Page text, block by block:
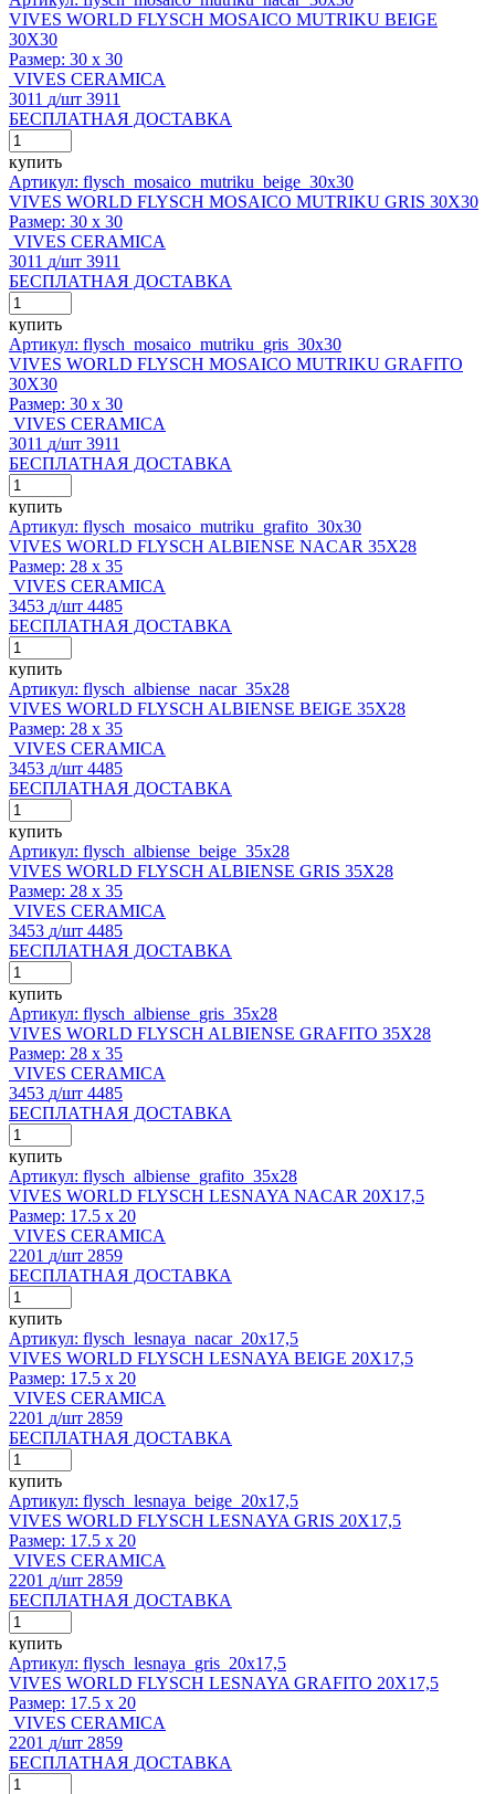
VIVES WORLD FLYSCH MOSAICO MUTRIKU BEIGE
30X30
Размер: 30 x 30
VIVES CERAMICA
3011 д/шт 3911
БЕСПЛАТНАЯ ДОСТАВКА
купить
Артикул: flysch_mosaico_mutriku_beige_30x30
VIVES WORLD FLYSCH MOSAICO MUTRIKU GRIS 30X30
Размер: 30 x 30
VIVES CERAMICA
3011 д/шт 3911
БЕСПЛАТНАЯ ДОСТАВКА
купить
Артикул: flysch_mosaico_mutriku_gris_30x30
VIVES WORLD FLYSCH MOSAICO MUTRIKU GRAFITO
30X30
Размер: 30 x 30
VIVES CERAMICA
3011 д/шт 3911
БЕСПЛАТНАЯ ДОСТАВКА
купить
Артикул: flysch_mosaico_mutriku_grafito_30x30
VIVES WORLD FLYSCH ALBIENSE NACAR 35X28
Размер: 28 x 35
VIVES CERAMICA
3453 д/шт 4485
БЕСПЛАТНАЯ ДОСТАВКА
купить
Артикул: flysch_albiense_nacar_35x28
VIVES WORLD FLYSCH ALBIENSE BEIGE 35X28
Размер: 28 x 35
VIVES CERAMICA
3453 д/шт 4485
БЕСПЛАТНАЯ ДОСТАВКА
купить
Артикул: flysch_albiense_beige_35x28
VIVES WORLD FLYSCH ALBIENSE GRIS 35X28
Размер: 28 x 35
VIVES CERAMICA
3453 д/шт 4485
БЕСПЛАТНАЯ ДОСТАВКА
купить
Артикул: flysch_albiense_gris_35x28
VIVES WORLD FLYSCH ALBIENSE GRAFITO 35X28
Размер: 28 x 35
VIVES CERAMICA
3453 д/шт 4485
БЕСПЛАТНАЯ ДОСТАВКА
купить
Артикул: flysch_albiense_grafito_35x28
VIVES WORLD FLYSCH LESNAYA NACAR 20X17,5
Размер: 17.5 x 20
VIVES CERAMICA
2201 д/шт 2859
БЕСПЛАТНАЯ ДОСТАВКА
купить
Артикул: flysch_lesnaya_nacar_20x17,5
VIVES WORLD FLYSCH LESNAYA BEIGE 20X17,5
Размер: 17.5 x 20
VIVES CERAMICA
2201 д/шт 2859
БЕСПЛАТНАЯ ДОСТАВКА
купить
Артикул: flysch_lesnaya_beige_20x17,5
VIVES WORLD FLYSCH LESNAYA GRIS 20X17,5
Размер: 17.5 x 20
VIVES CERAMICA
2201 д/шт 2859
БЕСПЛАТНАЯ ДОСТАВКА
купить
Артикул: flysch_lesnaya_gris_20x17,5
VIVES WORLD FLYSCH LESNAYA GRAFITO 20X17,5
Размер: 17.5 x 20
VIVES CERAMICA
2201 д/шт 2859
БЕСПЛАТНАЯ ДОСТАВКА